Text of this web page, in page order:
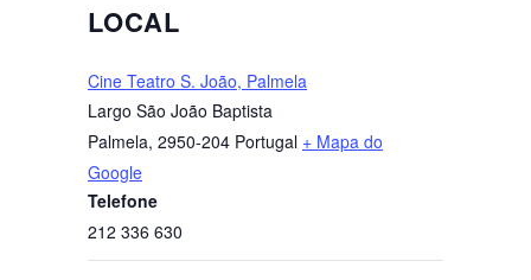
LOCAL
Cine Teatro S. João, Palmela
Largo São João Baptista
Palmela, 2950-204 Portugal + Mapa do
Google
Telefone
212 336 630